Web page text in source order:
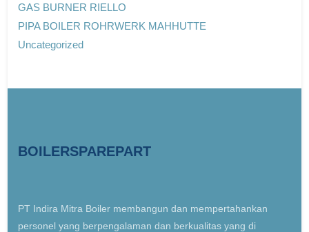
GAS BURNER RIELLO
PIPA BOILER ROHRWERK MAHHUTTE
Uncategorized
BOILERSPAREPART
PT Indira Mitra Boiler membangun dan mempertahankan
personel yang berpengalaman dan berkualitas yang di